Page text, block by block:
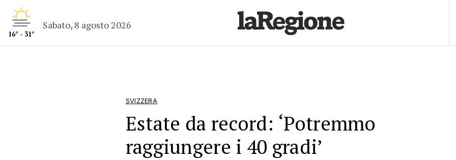
16° - 31°
Sabato, 8 agosto 2026
SVIZZERA
Estate da record: ‘Potremmo
raggiungere i 40 gradi’